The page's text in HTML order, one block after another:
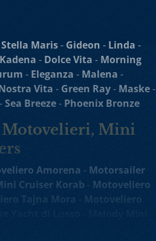
Stella Maris- Gideon - Linda -
Kadena - Dolce Vita - Morning
- Eleganza - Malena -
Vita - Green Ray- Maske-
-Sea Breeze- Phoenix Bronze
Motovelieri, Mini
Amorena - Motorsailer
Cruiser Korab - Motoveliero
Tajna Mora - Motoveliero